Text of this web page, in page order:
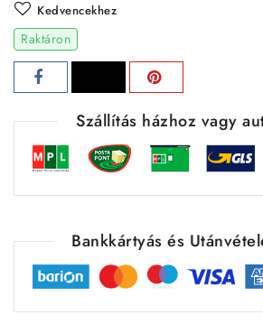
Kedvencekhez
Raktáron
Szállítás házhoz vagy
Bankkártyás és